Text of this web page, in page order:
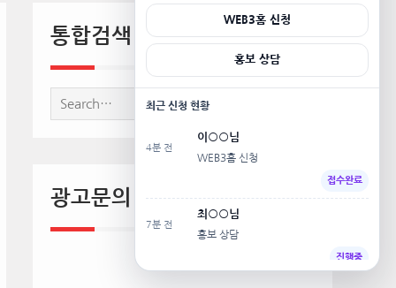
통합검색
Search
for:
광고문의 010-8014-1191
WEB3홈 신청
홍보 상담
최근 신청 현황
4분 전
이○○님
WEB3홈 신청
접수완료
7분 전
최○○님
홍보 상담
진행중